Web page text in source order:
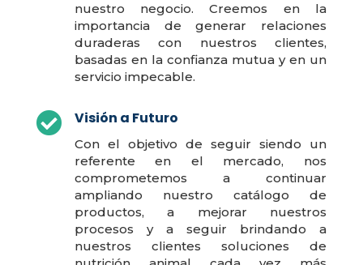
nuestro negocio. Creemos en la
importancia de generar relaciones
duraderas con nuestros clientes,
basadas en la confianza mutua y en un
servicio impecable.
 Visión a Futuro
Con el objetivo de seguir siendo un
referente en el mercado, nos
comprometemos a continuar
ampliando nuestro catálogo de
productos, a mejorar nuestros
procesos y a seguir brindando a
nuestros clientes soluciones de